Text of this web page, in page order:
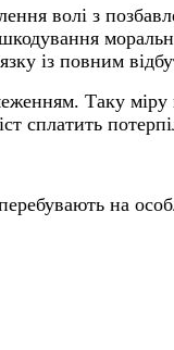
волі з
із повним
Таку
сплатить
на